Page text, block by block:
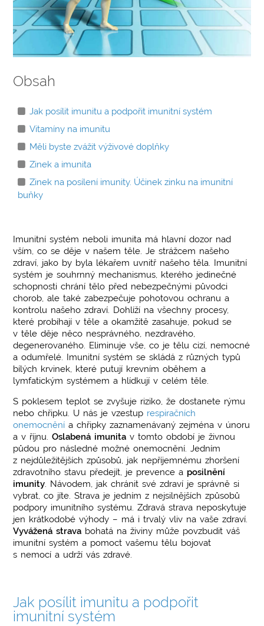
Obsah
Jak posílit imunitu a podpořit imunitní systém
Vitamíny na imunitu
Měli byste zvážit výživové doplňky
Zinek a imunita
Zinek na posílení imunity. Účinek zinku na imunitní
buňky
Imunitní systém neboli imunita má hlavní dozor nad
vším, co se děje v našem těle. Je strážcem našeho
zdraví, jako by byla lékařem uvnitř našeho těla. Imunitní
systém je souhrnný mechanismus, kterého jedinečné
schopnosti chrání tělo před nebezpečnými původci
chorob, ale také zabezpečuje pohotovou ochranu a
kontrolu našeho zdraví. Dohlíží na všechny procesy,
které probíhají v těle a okamžitě zasahuje, pokud se
v těle děje něco nesprávného, nezdravého,
degenerovaného. Eliminuje vše, co je tělu cizí, nemocné
a odumřelé. Imunitní systém se skládá z různých typů
bílých krvinek, které putují krevním oběhem a
lymfatickým systémem a hlídkují v celém těle.
S poklesem teplot se zvyšuje riziko, že dostanete rýmu
nebo chřipku. U nás je vzestup respiračních
onemocnění a chřipky zaznamenávaný zejména v únoru
a v říjnu.Oslabená imunita v tomto období je živnou
půdou pro následné možné onemocnění. Jedním
z nejdůležitějších způsobů, jak nepříjemnému zhoršení
zdravotního stavu předejít, je prevence a posilnění
imunity. Návodem, jak chránit své zdraví je správně si
vybrat, co jíte. Strava je jedním z nejsilnějších způsobů
podpory imunitního systému. Zdravá strava neposkytuje
jen krátkodobé výhody – má i trvalý vliv na vaše zdraví.
Vyvážená strava bohatá na živiny může povzbudit váš
imunitní systém a pomoct vašemu tělu bojovat
s nemocí a udrží vás zdravé.
Jak posílit imunitu a podpořit
imunitní systém